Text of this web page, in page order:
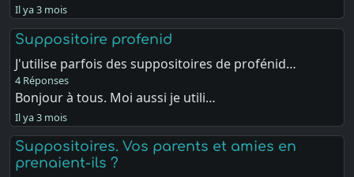
Il ya 3 mois
Suppositoire profenid
J'utilise parfois des suppositoires de profénid…
4 Réponses
Bonjour à tous. Moi aussi je utili…
Il ya 3 mois
Suppositoires. Vos parents et amies en
prenaient-ils ?